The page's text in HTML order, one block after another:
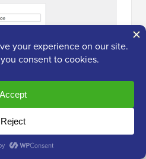
un plugin de
anti-spam
de unică folosință este
modalități de a vă menține